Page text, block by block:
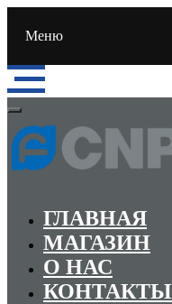
Меню
ГЛАВНАЯ
МАГАЗИН
О НАС
КОНТАКТЫ